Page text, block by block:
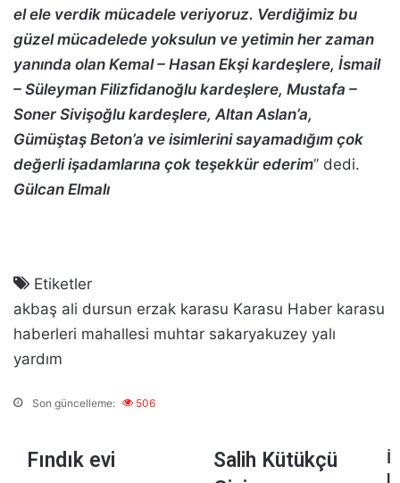
el ele verdik mücadele veriyoruz. Verdiğimiz bu
güzel mücadelede yoksulun ve yetimin her zaman
yanında olan Kemal – Hasan Ekşi kardeşlere, İsmail
– Süleyman Filizfidanoğlu kardeşlere, Mustafa –
Soner Sivişoğlu kardeşlere, Altan Aslan’a,
Gümüştaş Beton’a ve isimlerini sayamadığım çok
değerli işadamlarına çok teşekkür ederim” dedi.
Gülcan Elmalı
Etiketler
akbaş ali dursun erzak karasu Karasu Haber karasu
haberleri mahallesi muhtar sakaryakuzey yalı
yardım
Son güncelleme: 506
FFındık evi
S
Salih Kütükçü
İ